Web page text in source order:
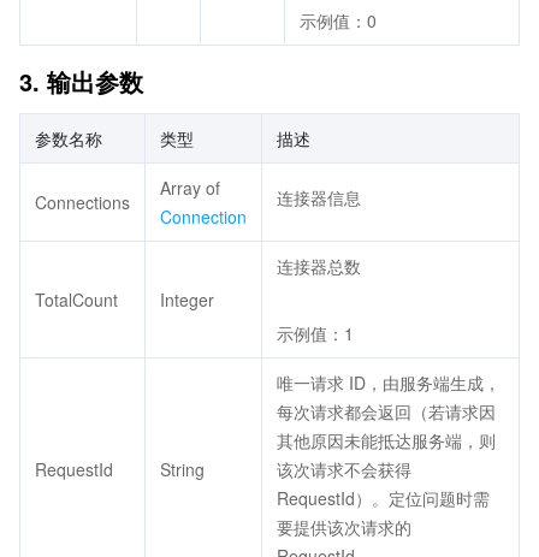
示例值：0
3. 输出参数
参数名称 类型 描述
Connections
Array of
Connection
连接器信息
TotalCount Integer
连接器总数
示例值：1
RequestId String
唯一请求 ID，由服务端生成，
每次请求都会返回（若请求因
其他原因未能抵达服务端，则
该次请求不会获得
RequestId）。定位问题时需
要提供该次请求的